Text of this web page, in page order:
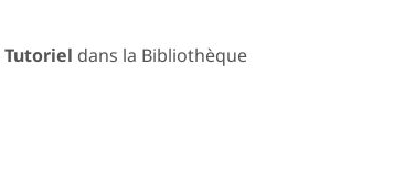
Tutoriel dans la Bibliothèque